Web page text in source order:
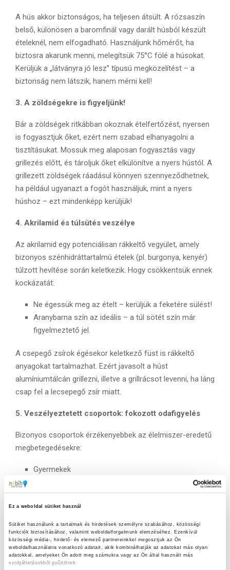
Ez a weboldal sütiket használ
Sütiket használunk a tartalmak és hirdetések személyre szabásához, közösségi
funkciók biztosításához, valamint weboldalforgalmunk elemzéséhez. Ezenkívül
közösségi média-, hirdető- és elemező partnereinkkel megosztjuk az Ön
weboldalhasználatra vonatkozó adatait, akik kombinálhatják az adatokat más olyan
adatokkal, amelyeket Ön adott meg számukra vagy az Ön által használt más
szolgáltatásokból gyűjtöttek.
A hús akkor biztonságos, ha teljesen átsült. A rózsaszín
belső, különösen a baromfinál vagy darált húsból készült
ételeknél, nem elfogadható. Használjunk hőmérőt, ha
biztosra akarunk menni, melegítsük 75°C fölé a húsokat.
Kerüljük a „látványra jó lesz” típusú megközelítést – a
biztonság nem látszik, hanem mérni kell!
3. A zöldségekre is figyeljünk!
Bár a zöldségek ritkábban okoznak ételfertőzést, nyersen
is fogyasztjuk őket, ezért nem szabad elhanyagolni a
tisztításukat. Mossuk meg alaposan fogyasztás vagy
grillezés előtt, és tároljuk őket elkülönítve a nyers hústól. A
grillezett zöldségek ráadásul könnyen szennyeződhetnek,
ha például ugyanazt a fogót használjuk, mint a nyers
húshoz – ezt mindenképp kerüljük!
4. Akrilamid és túlsütés veszélye
Az akrilamid egy potenciálisan rákkeltő vegyület, amely
bizonyos szénhidráttartalmú ételek (pl. burgonya, kenyér)
túlzott hevítése során keletkezik. Hogy csökkentsük ennek
kockázatát:
Ne égessük meg az ételt – kerüljük a feketére sülést!
Aranybarna szín az ideális – a túl sötét szín már
figyelmeztető jel.
A csepegő zsírok égésekor keletkező füst is rákkeltő
anyagokat tartalmazhat. Ezért javasolt a húst
alumíniumtálcán grillezni, illetve a grillrácsot levenni, ha láng
csap fel a lecsepegő zsír miatt.
5. Veszélyeztetett csoportok: fokozott odafigyelés
Bizonyos csoportok érzékenyebbek az élelmiszer-eredetű
megbetegedésekre:
Gyermekek
Kismamák
Legyengült immunrendszerű emberek
Számukra minden hús alapos átsütése, a nyers ételek
kerülése és a magas higiéniai szint különösen fontos.
6. Parti, hangulat, alkohol – de a higiénia ne lazuljon!